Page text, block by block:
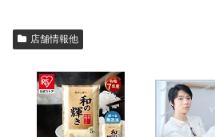
店舗情報他